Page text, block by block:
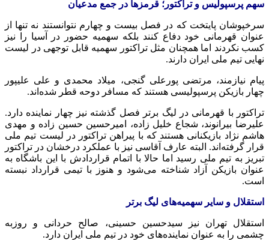
سهم پرسپولیس و تراکتور؛ قرمزها در جمع مدعیان
سرخپوشان پایتخت که در فصل بیست و چهارم نتوانستند نه تنها از
عنوان قهرمانی خود دفاع کنند بلکه سهمیه حضور در آسیا را نیز
کسب نکردند اما همچنان مثل تراکتور سهمیه قابل توجهی در لیست
نهایی تیم ملی ایران دارند.
پیام نیازمند، مرتضی پورعلی گنجی، میلاد محمدی و علی علیپور
چهار بازیکن پرسپولیسی هستند که مسافر دوحه قطر شده‌اند.
تراکتور با قهرمانی در لیگ برتر فصل گذشته نیز چهار نماینده دارد.
علیرضا بیرانوند، شجاع خلیل زاده، امیرحسین حسین زاده و مهدی
هاشم نژاد بازیکنانی هستند که با پیراهن تراکتور در لیست تیم ملی
قرار گرفته‌اند. البته عارف آقاسی نیز با عملکرد درخشان در تراکتور
تبریز به تیم ملی رسید اما حالا با اتمام قراردادش با این باشگاه به
عنوان بازیکن آزاد شناخته می‌شود و هنوز با تیمی قرارداد نبسته
است.
استقلال و سایر سهمیه‌های لیگ برتر
استقلال تهران نیز سیدحسین حسینی، صالح حردانی و روزبه
چشمی را به عنوان نماینده‌های خود در تیم ملی ایران دارد.